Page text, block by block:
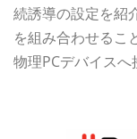
続誘導の設定を紹
を組み合わせるこ
物理PCデバイスへ